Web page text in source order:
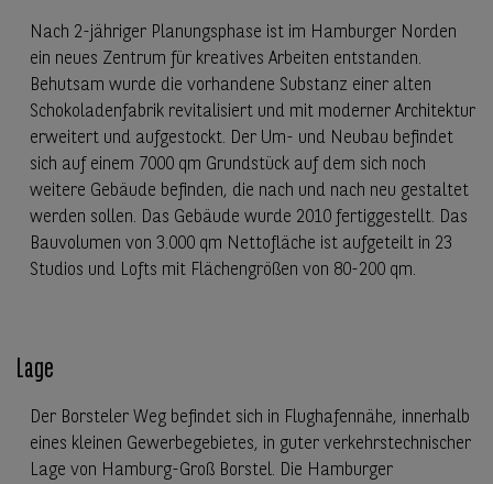
Nach 2-jähriger Planungsphase ist im Hamburger Norden
ein neues Zentrum für kreatives Arbeiten entstanden.
Behutsam wurde die vorhandene Substanz einer alten
Schokoladenfabrik revitalisiert und mit moderner Architektur
erweitert und aufgestockt. Der Um- und Neubau befindet
sich auf einem 7000 qm Grundstück auf dem sich noch
weitere Gebäude befinden, die nach und nach neu gestaltet
werden sollen. Das Gebäude wurde 2010 fertiggestellt. Das
Bauvolumen von 3.000 qm Nettofläche ist aufgeteilt in 23
Studios und Lofts mit Flächengrößen von 80-200 qm.
Lage
Der Borsteler Weg befindet sich in Flughafennähe, innerhalb
eines kleinen Gewerbegebietes, in guter verkehrstechnischer
Lage von Hamburg-Groß Borstel. Die Hamburger